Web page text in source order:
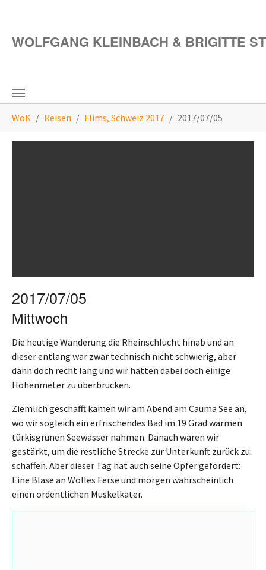
WOLFGANG KLEINBACH & BRIGITTE
WoK Reisen Flims, Schweiz 2017 2017/07/05
2017/07/05
Mittwoch
Die heutige Wanderung die Rheinschlucht hinab und an
dieser entlang war zwar technisch nicht schwierig, aber
dann doch recht lang und wir hatten dabei doch einige
Höhenmeter zu überbrücken.
Ziemlich geschafft kamen wir am Abend am Cauma See an,
wo wir sogleich ein erfrischendes Bad im 19 Grad warmen
türkisgrünen Seewasser nahmen. Danach waren wir
gestärkt, um die restliche Strecke zur Unterkunft zurück zu
schaffen. Aber dieser Tag hat auch seine Opfer gefordert:
Eine Blase an Wolles Ferse und morgen wahrscheinlich
einen ordentlichen Muskelkater.